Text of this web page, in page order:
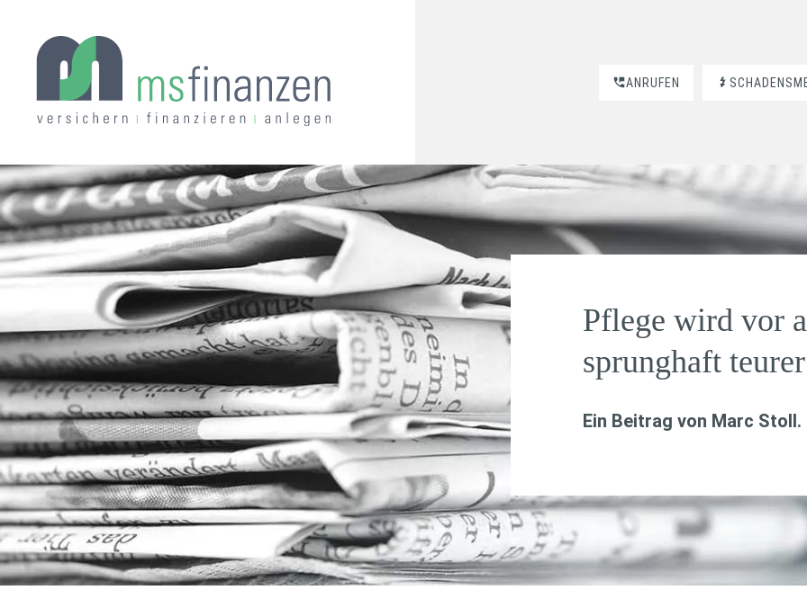
ANRUFEN
Pflege wird vor
sprunghaft teurer
Ein Beitrag von Marc Stoll.